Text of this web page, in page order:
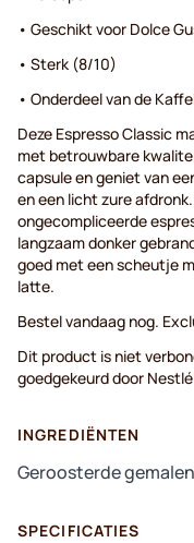
• Geschikt voor Dolce
• Sterk (8/10)
• Onderdeel van de
Deze Espresso Classic
met betrouwbare
capsule en geniet van
en een licht zure
ongecompliceerde
langzaam donker
goed met een scheutje
latte.
Bestel vandaag nog.
Dit product is niet
goedgekeurd door
INGREDIËNTEN
Geroosterde
SPECIFICATIES